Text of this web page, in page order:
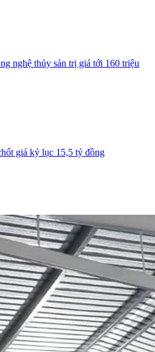
nghệ thủy sản trị giá tới 160 triệu
giá kỷ lục 15,5 tỷ đồng